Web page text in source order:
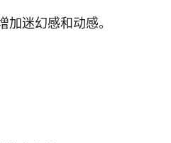
迷幻感和动感。